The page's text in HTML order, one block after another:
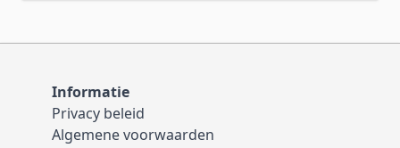
Informatie
Privacy beleid
Algemene voorwaarden